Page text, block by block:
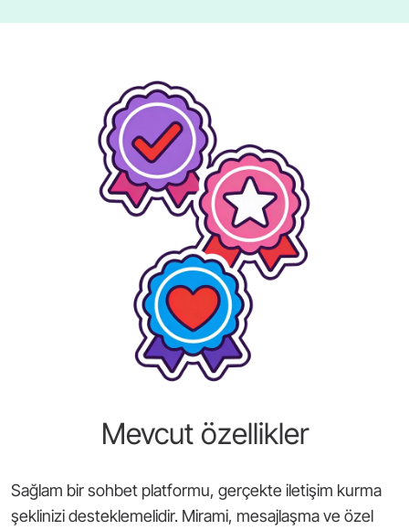
Mevcut özellikler
Sağlam bir sohbet platformu, gerçekte iletişim kurma
şeklinizi desteklemelidir. Mirami, mesajlaşma ve özel